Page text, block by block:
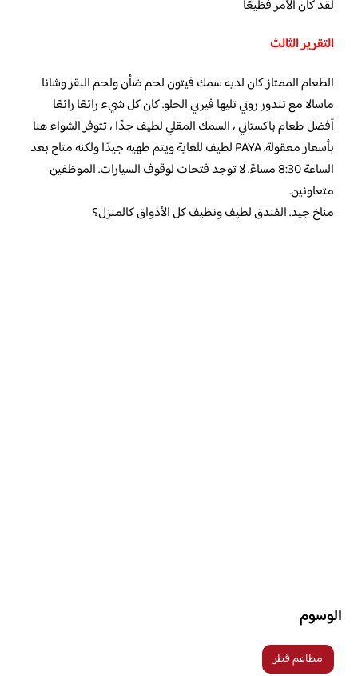
لقد كان الأمر فظيعًا
التقرير الثالث
الطعام الممتاز كان لديه سمك فيتون لحم ضأن ولحم البقر وشانا
ماسالا مع تندور روتي تليها فيرني الحلو. كان كل شيء رائعًا رائعًا
أفضل طعام باكستاني ، السمك المقلي لطيف جدًا ، تتوفر الشواء هنا
بأسعار معقولة. PAYA لطيف للغاية ويتم طهيه جيدًا ولكنه متاح بعد
الساعة 8:30 مساءً. لا توجد فتحات لوقوف السيارات. الموظفين
متعاونين.
مناخ جيد. الفندق لطيف ونظيف كل الأذواق كالمنزل؟
الوسوم
مطاعم قطر